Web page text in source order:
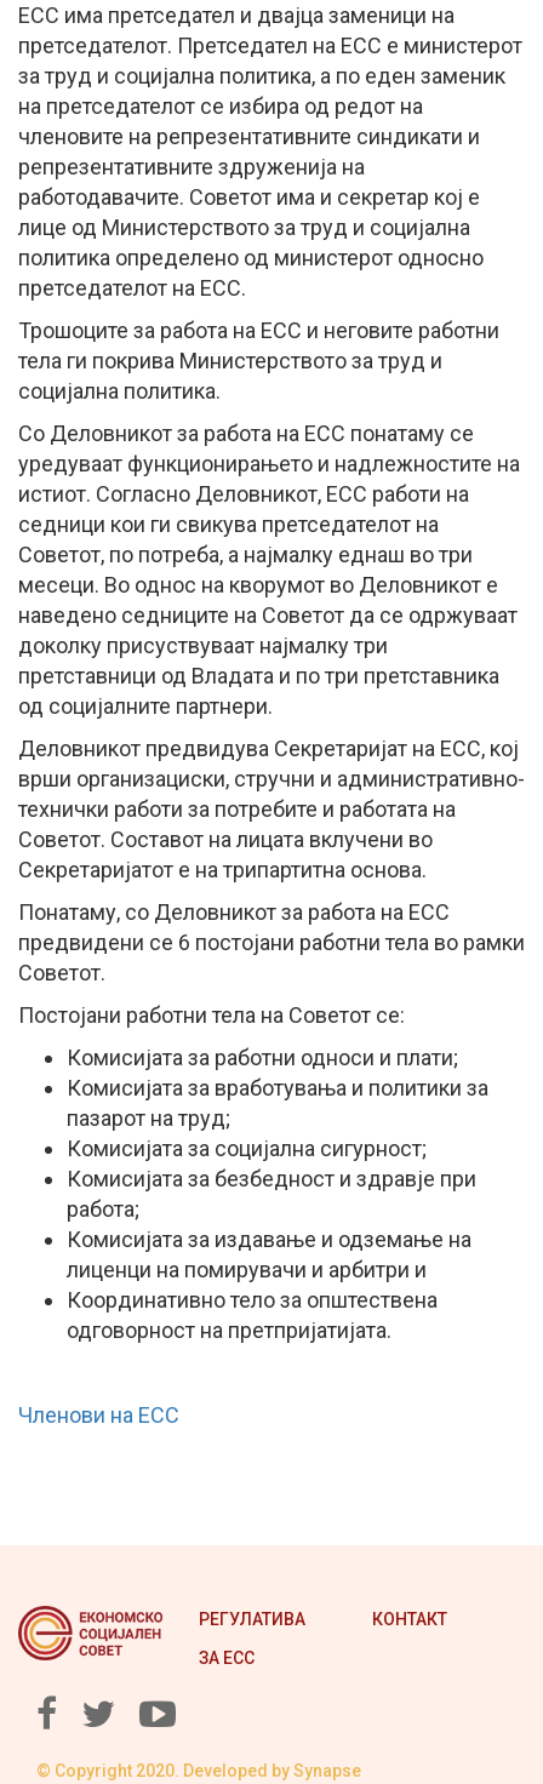
ЕСС има претседател и двајца заменици на
претседателот. Претседател на ЕСС е министерот
за труд и социјална политика, а по еден заменик
на претседателот се избира од редот на
членовите на репрезентативните синдикати и
репрезентативните здруженија на
работодавачите. Советот има и секретар кој е
лице од Министерството за труд и социјална
политика определено од министерот односно
претседателот на ЕСС.
Трошоците за работа на ЕСС и неговите работни
тела ги покрива Министерството за труд и
социјална политика.
Со Деловникот за работа на ЕСС понатаму се
уредуваат функционирањето и надлежностите на
истиот. Согласно Деловникот, ЕСС работи на
седници кои ги свикува претседателот на
Советот, по потреба, а најмалку еднаш во три
месеци. Во однос на кворумот во Деловникот е
наведено седниците на Советот да се одржуваат
доколку присуствуваат најмалку три
претставници од Владата и по три претставника
од социјалните партнери.
Деловникот предвидува Секретаријат на ЕСС, кој
врши организациски, стручни и административно-
технички работи за потребите и работата на
Советот. Составот на лицата вклучени во
Секретаријатот е на трипартитна основа.
Понатаму, со Деловникот за работа на ЕСС
предвидени се 6 постојани работни тела во рамки
Советот.
Постојани работни тела на Советот се:
Комисијата за работни односи и плати;
Комисијата за вработувања и политики за
пазарот на труд;
Комисијата за социјална сигурност;
Комисијата за безбедност и здравје при
работа;
Комисијата за издавање и одземање на
лиценци на помирувачи и арбитри и
Координативно тело за општествена
одговорност на претпријатијата.
Членови на ЕСС
РЕГУЛАТИВА
ЗА ЕСС
КОНТАКТ
© Copyright 2020. Developed bySynapse